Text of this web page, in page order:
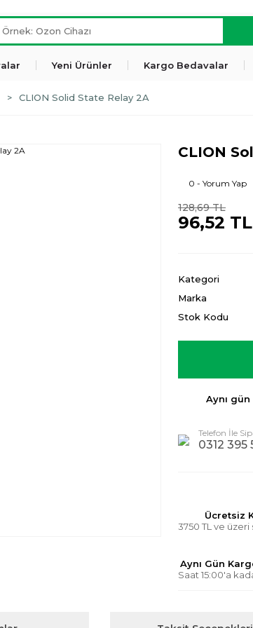
Yeni Ürünler Kargo Bedavalar
CLION Solid State Relay 2A
CLION
0 - Yorum Yap
128,69 TL
96,52 TL
Kategori
Marka
Stok Kodu
Aynı
Telefon İle
0312 395
Ücretsiz
3750 TL ve
Aynı Gün
Saat 15:00'a